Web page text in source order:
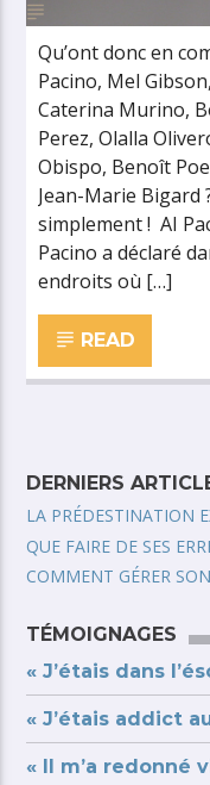
Qu’ont donc en
Pacino, Mel
Caterina Murino,
Perez, Olalla
Obispo, Benoît
Jean-Marie Bigard
simplement ! AI
Pacino a déclaré
endroits où […]
READ
DERNIERS
LA PRÉDESTINATION
QUE FAIRE DE SES
COMMENT GÉRER
TÉMOIGNAGES
« J’étais dans
« J’étais addict
« Il m’a redonné